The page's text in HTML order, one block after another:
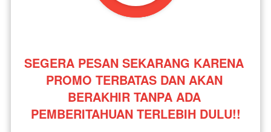
SEGERA PESAN SEKARANG KARENA
PROMO TERBATAS DAN AKAN
BERAKHIR TANPA ADA
PEMBERITAHUAN TERLEBIH DULU!!